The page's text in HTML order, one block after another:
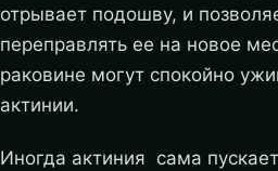
отрывает подошву, и
переправлять ее на новое
раковине могут спокойно
актинии.
Иногда актиния сама